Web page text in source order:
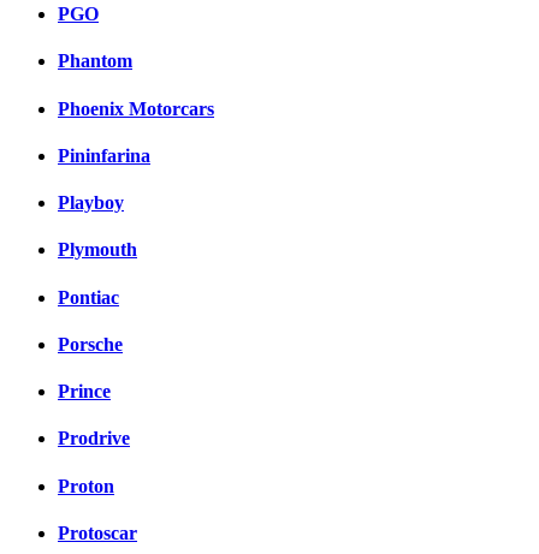
PGO
Phantom
Phoenix Motorcars
Pininfarina
Playboy
Plymouth
Pontiac
Porsche
Prince
Prodrive
Proton
Protoscar